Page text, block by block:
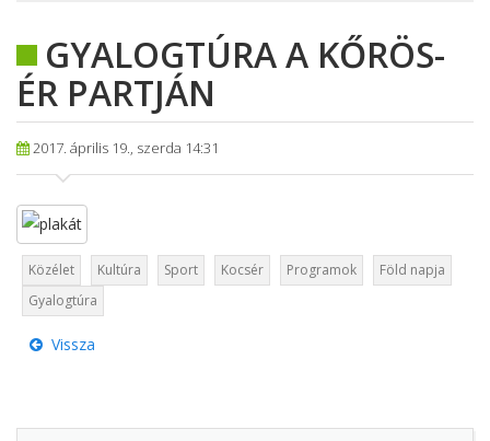
GYALOGTÚRA A KŐRÖS-
ÉR PARTJÁN
2017. április 19., szerda 14:31
Közélet Kultúra Sport Kocsér Programok
Föld napja
Gyalogtúra
Vissza